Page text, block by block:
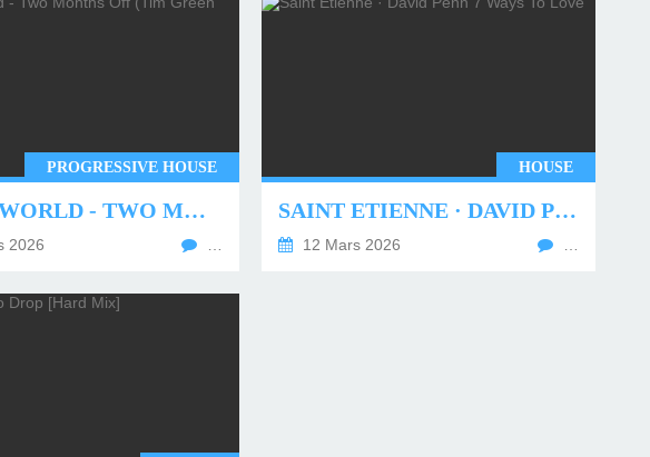
PROGRESSIVE HOUSE
UNDERWORLD - TWO MONTHS OFF (TIM GREEN REMIX)
2026
HOUSE
SAINT ETIENNE · DAVID PENN 7 WAYS TO LOVE
12 Mars 2026